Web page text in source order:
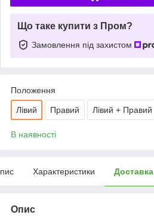
Що таке купити з Пром?
Замовлення під захистом
Положення
Лівий Правий Лівий + Правий
В наявності
Характеристики Доставка
Опис